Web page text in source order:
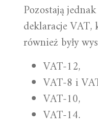
Pozostają
deklaracje
również były
VAT-12,
VAT-8 i
VAT-10,
VAT-14.